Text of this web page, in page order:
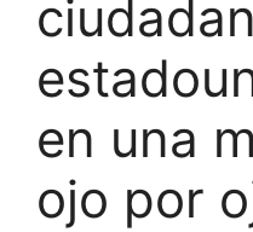
en una
ojo por